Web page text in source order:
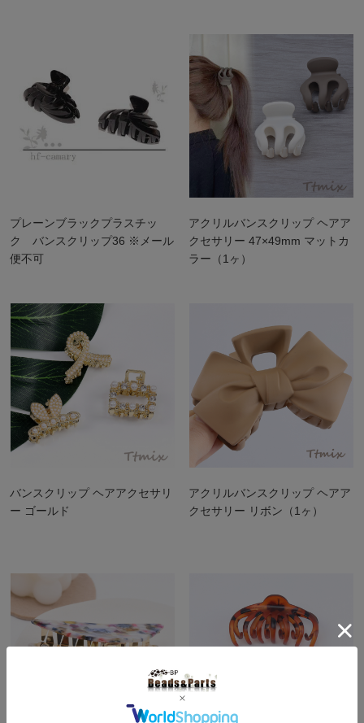
プレーンブラックプラスチッ
ク バンスクリップ36 ※メール
便不可
アクリルバンスクリップ ヘアア
クセサリー 47×49mm マットカ
ラー（1ヶ）
バンスクリップ ヘアアクセサリ
ー ゴールド
アクリルバンスクリップ ヘアア
クセサリー リボン（1ヶ）